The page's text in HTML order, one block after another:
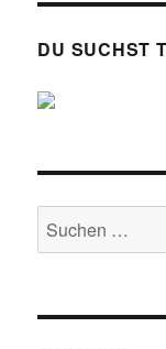
DU SUCHST
Suchen
nach: